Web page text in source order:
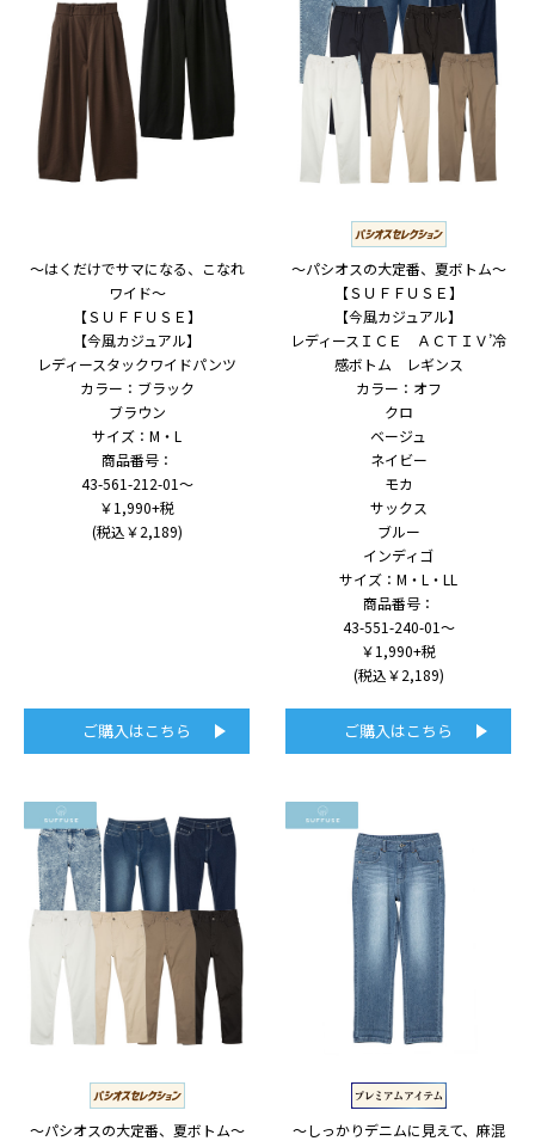
～はくだけでサマになる、こなれ
ワイド～
【ＳＵＦＦＵＳＥ】
【今風カジュアル】
レディースタックワイドパンツ
カラー：ブラック
ブラウン
サイズ：M・L
商品番号：
43-561-212-01～
￥1,990+税
(税込￥2,189)
ご購入はこちら
～パシオスの大定番、夏ボトム～
【ＳＵＦＦＵＳＥ】
【今風カジュアル】
レディースＩＣＥ ＡＣＴＩＶ’冷
感ボトム レギンス
カラー：オフ
クロ
ベージュ
ネイビー
モカ
サックス
ブルー
インディゴ
サイズ：M・L・LL
商品番号：
43-551-240-01～
￥1,990+税
(税込￥2,189)
ご購入はこちら
～パシオスの大定番、夏ボトム～
～しっかりデニムに見えて、麻混